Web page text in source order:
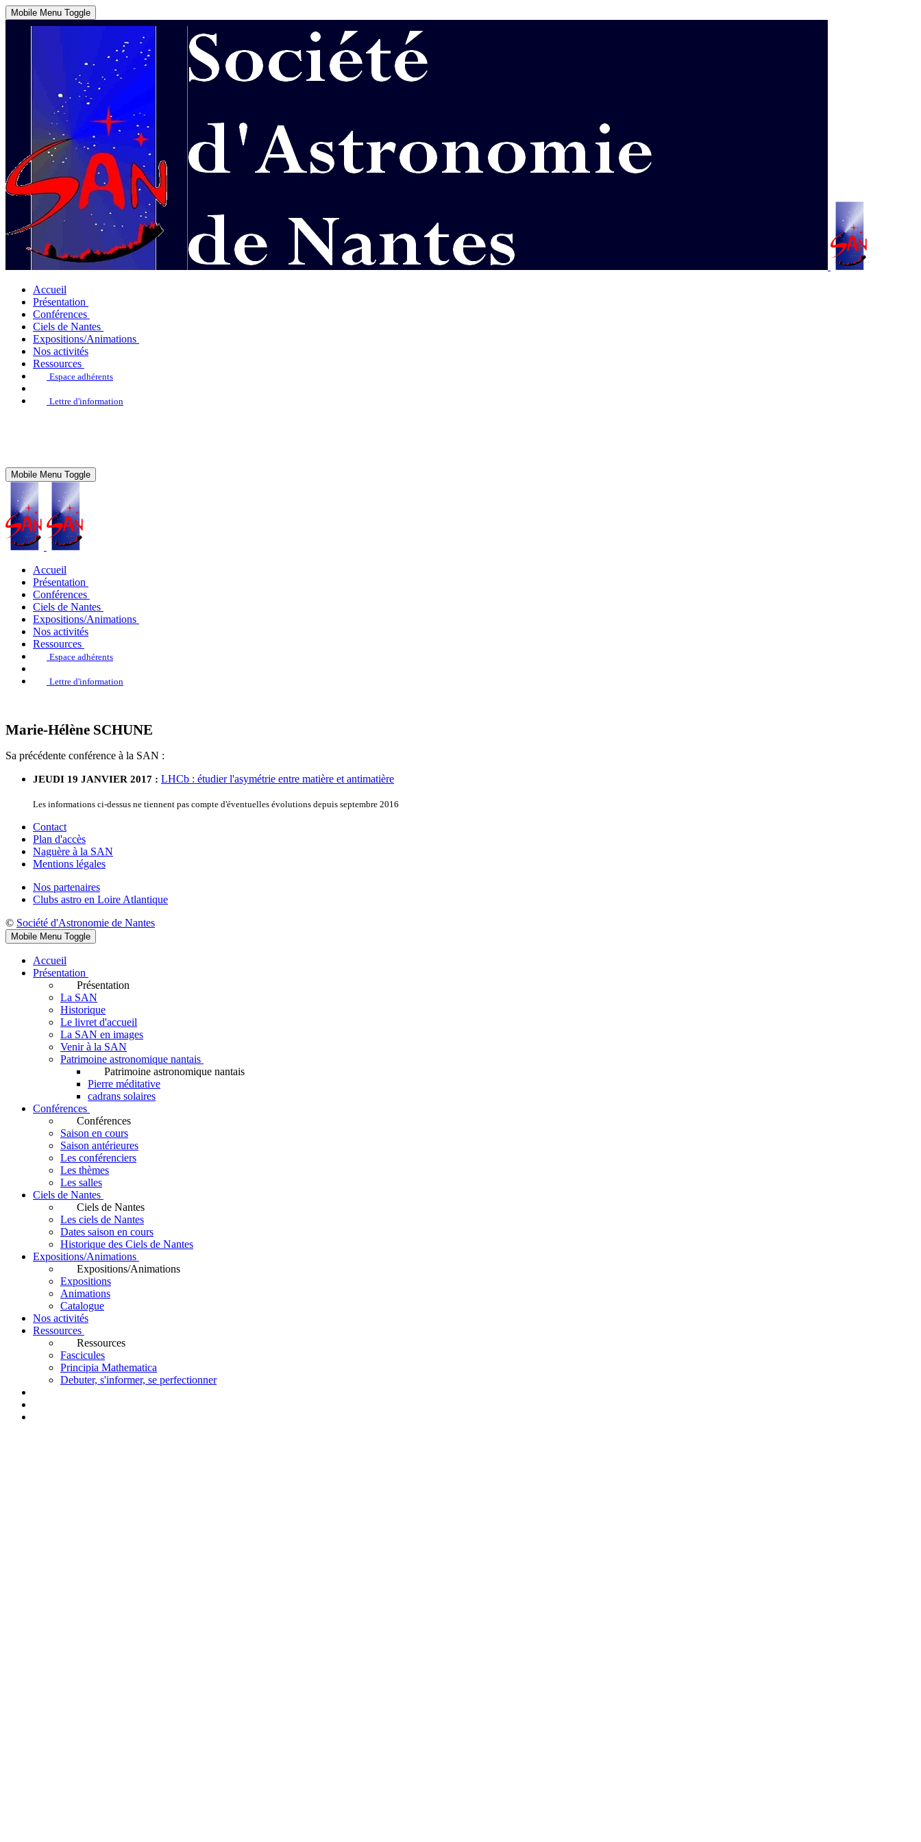
Mobile Menu Toggle
Accueil
Présentation
Conférences
Ciels de Nantes
Expositions/Animations
Nos activités
Ressources
Espace adhérents
Lettre d'information
Mobile Menu Toggle
Accueil
Présentation
Conférences
Ciels de Nantes
Expositions/Animations
Nos activités
Ressources
Espace adhérents
Lettre d'information
Marie-Hélène SCHUNE
Sa précédente conférence à la SAN :
JEUDI 19 JANVIER 2017 : LHCb : étudier l'asymétrie entre matière et antimatière
Les informations ci-dessus ne tiennent pas compte d'éventuelles évolutions depuis septembre 2016
Contact
Plan d'accès
Naguère à la SAN
Mentions légales
Nos partenaires
Clubs astro en Loire Atlantique
© Société d'Astronomie de Nantes
Mobile Menu Toggle
Accueil
Présentation
Présentation
La SAN
Historique
Le livret d'accueil
La SAN en images
Venir à la SAN
Patrimoine astronomique nantais
Patrimoine astronomique nantais
Pierre méditative
cadrans solaires
Conférences
Conférences
Saison en cours
Saison antérieures
Les conférenciers
Les thèmes
Les salles
Ciels de Nantes
Ciels de Nantes
Les ciels de Nantes
Dates saison en cours
Historique des Ciels de Nantes
Expositions/Animations
Expositions/Animations
Expositions
Animations
Catalogue
Nos activités
Ressources
Ressources
Fascicules
Principia Mathematica
Debuter, s'informer, se perfectionner